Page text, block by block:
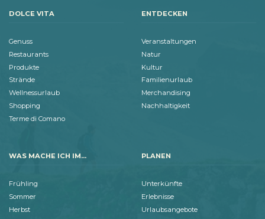
DOLCE VITA
Genuss
Restaurants
Produkte
Strände
Wellnessurlaub
Shopping
Terme di Comano
ENTDECKEN
Veranstaltungen
Natur
Kultur
Familienurlaub
Merchandising
Nachhaltigkeit
WAS MACHE ICH IM...
Frühling
Sommer
Herbst
PLANEN
Unterkünfte
Erlebnisse
Urlaubsangebote